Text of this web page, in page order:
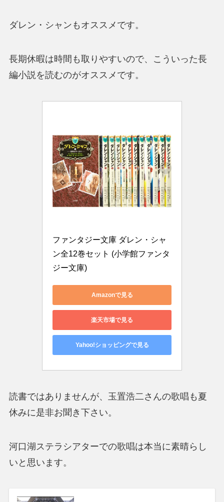
ダレン・シャンもオススメです。
長期休暇は時間も取りやすいので、こういった長
編小説を読むのがオススメです。
ファンタジー文庫 ダレン・シャ
ン全12巻セット (小学館ファンタ
ジー文庫)
Amazonで見る
楽天市場で見る
Yahoo!ショッピングで見る
読書ではありませんが、玉置浩二さんの歌唱も夏
休みに是非お聞き下さい。
河口湖ステラシアターでの歌唱は本当に素晴らし
いと思います。